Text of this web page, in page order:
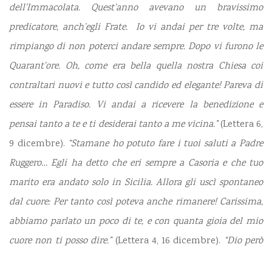
dell’Immacolata. Quest’anno avevano un bravissimo
predicatore, anch’egli Frate. Io vi andai per tre volte, ma
rimpiango di non poterci andare sempre. Dopo vi furono le
Quarant’ore. Oh, come era bella quella nostra Chiesa coi
contraltari nuovi e tutto così candido ed elegante! Pareva di
essere in Paradiso. Vi andai a ricevere la benedizione e
pensai tanto a te e ti desiderai tanto a me vicina.”(Lettera 6,
9 dicembre). “Stamane ho potuto fare i tuoi saluti a Padre
Ruggero… Egli ha detto che eri sempre a Casoria e che tuo
marito era andato solo in Sicilia. Allora gli uscì spontaneo
dal cuore: Per tanto così poteva anche rimanere! Carissima,
abbiamo parlato un poco di te, e con quanta gioia del mio
cuore non ti posso dire.”(Lettera 4, 16 dicembre). “Dio però